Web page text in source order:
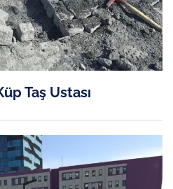
Taş Ustası